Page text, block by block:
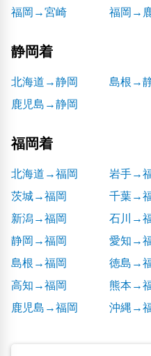
福岡→宮崎
福岡→
静岡着
北海道→静岡 島根→
鹿児島→静岡
福岡着
北海道→福岡 岩手→
茨城→福岡
千葉→
新潟→福岡
石川→
静岡→福岡
愛知→
島根→福岡
徳島→
高知→福岡
熊本→
鹿児島→福岡
沖縄→